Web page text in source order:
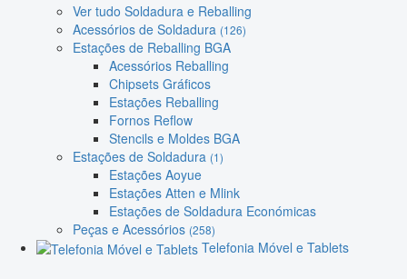
Ver tudo Soldadura e Reballing
Acessórios de Soldadura (126)
Estações de Reballing BGA
Acessórios Reballing
Chipsets Gráficos
Estações Reballing
Fornos Reflow
Stencils e Moldes BGA
Estações de Soldadura (1)
Estações Aoyue
Estações Atten e Mlink
Estações de Soldadura Económicas
Peças e Acessórios (258)
Telefonia Móvel e Tablets